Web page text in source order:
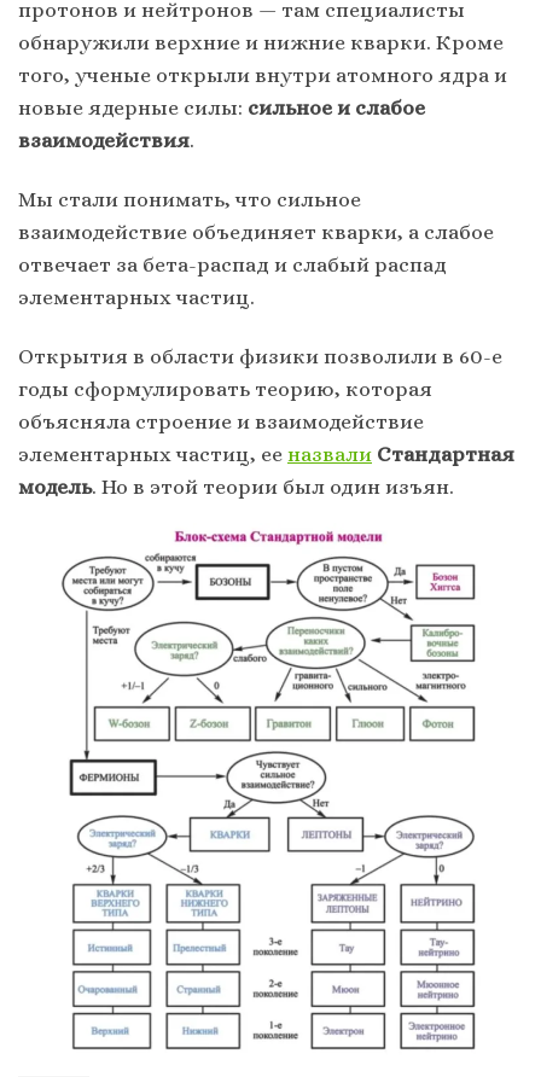
протонов и нейтронов — там специалисты
обнаружили верхние и нижние кварки. Кроме
того, ученые открыли внутри атомного ядра и
новые ядерные силы: сильное и слабое
взаимодействия.
Мы стали понимать, что сильное
взаимодействие объединяет кварки, а слабое
отвечает за бета-распад и слабый распад
элементарных частиц.
Открытия в области физики позволили в 60-е
годы сформулировать теорию, которая
объясняла строение и взаимодействие
элементарных частиц, ее назвали Стандартная
модель. Но в этой теории был один изъян.